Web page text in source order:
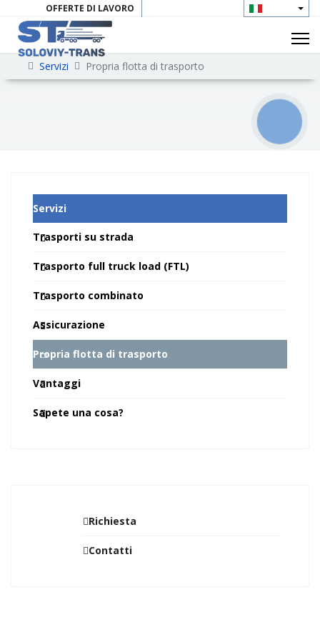
OFFERTE DI LAVORO
CONTATTI
Servizi Propria flotta di trasporto
Servizi
Trasporti su strada
Trasporto full truck load (FTL)
Trasporto combinato
Assicurazione
Propria flotta di trasporto
Vantaggi
Sapete una cosa?
Richiesta
Contatti